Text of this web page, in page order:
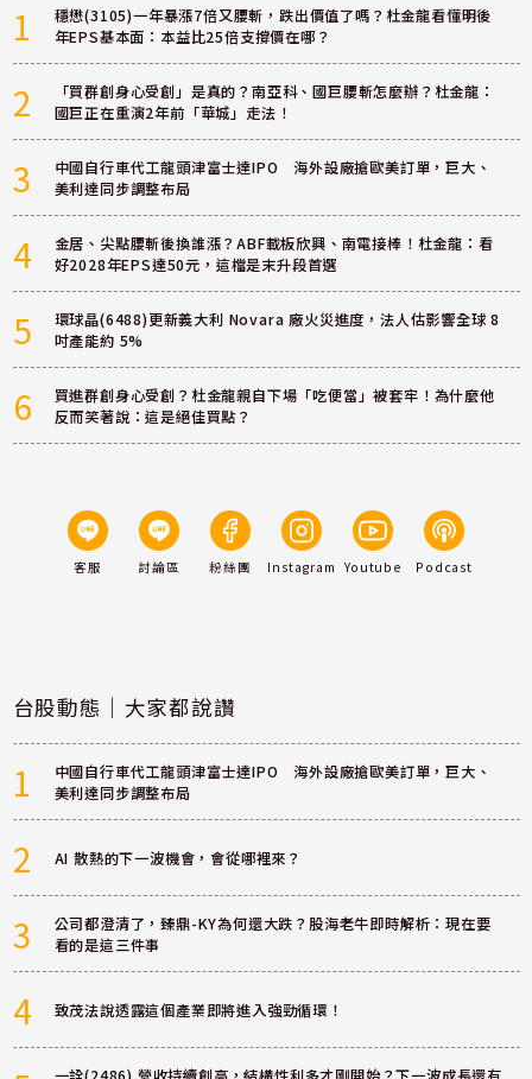
1
穩懋(3105)一年暴漲7倍又腰斬，跌出價值了嗎？杜金龍看懂明後
年EPS基本面：本益比25倍支撐價在哪？
2
「買群創身心受創」是真的？南亞科、國巨腰斬怎麼辦？杜金龍：
國巨正在重演2年前「華城」走法！
3
中國自行車代工龍頭津富士達IPO 海外設廠搶歐美訂單，巨大、
美利達同步調整布局
4
金居、尖點腰斬後換誰漲？ABF載板欣興、南電接棒！杜金龍：看
好2028年EPS達50元，這檔是末升段首選
5
環球晶(6488)更新義大利 Novara 廠火災進度，法人估影響全球 8
吋產能約 5%
6
買進群創身心受創？杜金龍親自下場「吃便當」被套牢！為什麼他
反而笑著說：這是絕佳買點？
客服 討論區 粉絲團 Instagram Youtube Podcast
台股動態｜大家都說讚
1
中國自行車代工龍頭津富士達IPO 海外設廠搶歐美訂單，巨大、
美利達同步調整布局
2 AI 散熱的下一波機會，會從哪裡來？
3
公司都澄清了，臻鼎-KY為何還大跌？股海老牛即時解析：現在要
看的是這三件事
4 致茂法說透露這個產業即將進入強勁循環！